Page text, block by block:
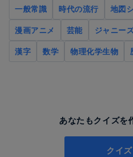
一般常識 時代の流行 地図
漫画アニメ
芸能 ジャニー
漢字
数学 物理化学生物
あなたもクイズを
クイ